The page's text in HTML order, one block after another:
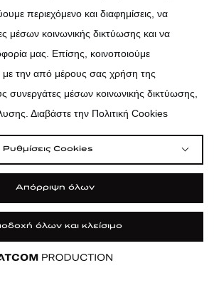
Cookies | Κώδικας Δεοντολογίας
Προσωπικών Δεδομένων
περιεχόμενο και διαφημίσεις, να
μέσων κοινωνικής δικτύωσης και να
μας. Επίσης, κοινοποιούμε
με την από μέρους σας χρήση της
συνεργάτες μέσων κοινωνικής δικτύωσης,
Διαβάστε την Πολιτική Cookies
Ρυθμίσεις Cookies
Απόρριψη όλων
όλων και κλείσιμο